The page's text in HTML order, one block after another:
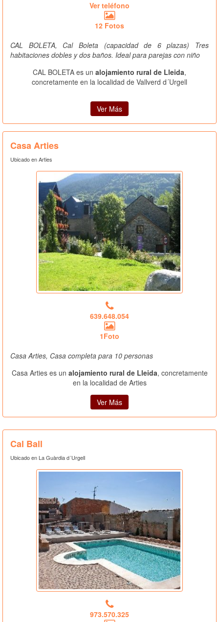
Ver teléfono
12 Fotos
CAL BOLETA, Cal Boleta (capacidad de 6 plazas) Tres
habitaciones dobles y dos baños. Ideal para parejas con niño
CAL BOLETA es un alojamiento rural de Lleida,
concretamente en la localidad de Vallverd d´Urgell
Ver Más
Casa Arties
Ubicado en Arties
639.648.054
1Foto
Casa Arties, Casa completa para 10 personas
Casa Arties es un alojamiento rural de Lleida, concretamente
en la localidad de Arties
Ver Más
Cal Ball
Ubicado en La Guàrdia d´Urgell
973.570.325